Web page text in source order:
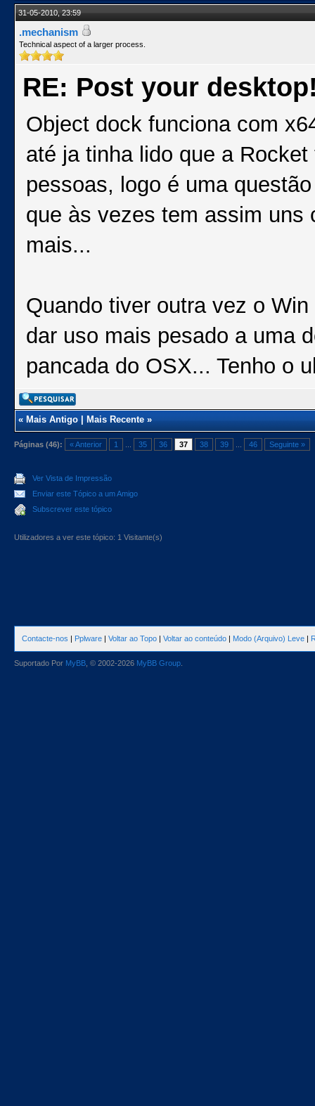
31-05-2010, 23:59
.mechanism
Technical aspect of a larger process.
RE: Post your
Object dock funciona com
até ja tinha lido que a
pessoas, logo é uma
que às vezes tem assim uns
mais...
Quando tiver outra vez o
dar uso mais pesado a uma
pancada do OSX... Tenho o
«Mais Antigo|Mais Recente»
Páginas (46): « Anterior 1 35 36 37 38 39 46 Seguinte »
Ver Vista de Impressão
Enviar este Tópico a um Amigo
Subscrever este tópico
Utilizadores a ver este tópico: 1 Visitante(s)
Contacte-nos | Pplware | Voltar ao Topo | Voltar ao conteúdo | Modo (Arquivo) Leve |
Suportado Por MyBB , © 2002-2026 MyBB Group